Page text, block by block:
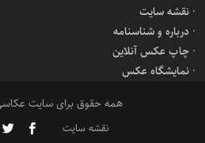
نقشه سایت
درباره و شناسنامه
چاپ عکس آنلاین
نمایشگاه عکس
همه حقوق برای سایت
نقشه سایت